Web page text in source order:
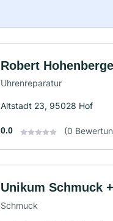
Robert
Uhrenreparatur
Altstadt 23, 95028 Hof
0.0 (0
Unikum Schmuck
Schmuck